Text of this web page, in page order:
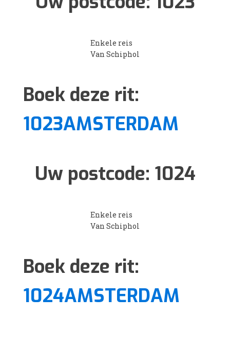
Enkele reis
Van Schiphol
Boek deze rit:
1023AMSTERDAM
Uw postcode: 1024
Enkele reis
Van Schiphol
Boek deze rit:
1024AMSTERDAM